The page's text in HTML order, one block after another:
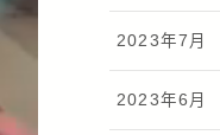
2023年7月
2023年6月